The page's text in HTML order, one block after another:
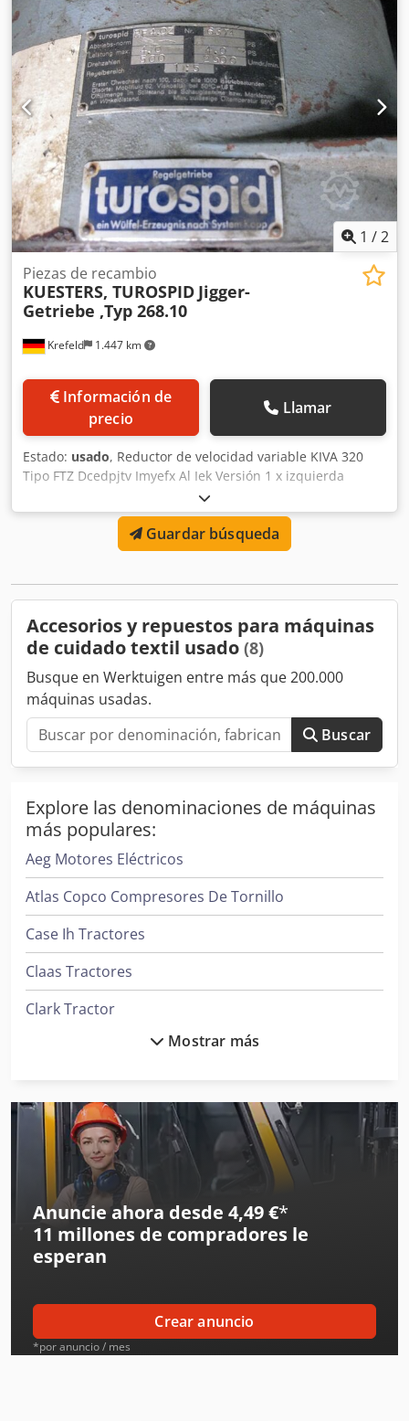
núcleos de cartón de 3 pulgadas, Disponen de un total de
5 unidades,
1 /2
Krefeld 1.447 km
Piezas de recambio
KUESTERS, TUROSPID Jigger-
Getriebe ,Typ 268.10
Información de
precio
Llamar
Estado: usado, Reductor de velocidad variable KIVA 320
Tipo FTZ Dcedpjtv Imyefx Al Iek Versión 1 x izquierda
Versión 1 x derecha Potencia necesaria 5,5 kW Peso aprox.
200 kg Espacio necesario aprox. 0,5 x 0,5 x0,5 m 2 cajas de
engranajes de repuesto para caladoras KÜSTERS, tipo
268.10 Versión 1 x izquierda + 1 x derecha
Guardar búsqueda
Accesorios y repuestos para máquinas
de cuidado textil usado (8)
Busque en Werktuigen entre más que 200.000
máquinas usadas.
Buscar
Explore las denominaciones de máquinas
más populares:
Aeg Motores Eléctricos
Atlas Copco Compresores De Tornillo
Case Ih Tractores
Claas Tractores
Clark Tractor
Daikin Aires Acondicionados
Ge Ultrasonido
Ingersoll Rand Compresores
Ingersoll Rand Herramientas
Jcb Tractores
Kverneland Arado
Liebherr Grúas
Linde Tractor
Mostrar más
Anuncie ahora desde 4,49 €*
11 millones de compradores le
esperan
Crear anuncio
*por anuncio / mes